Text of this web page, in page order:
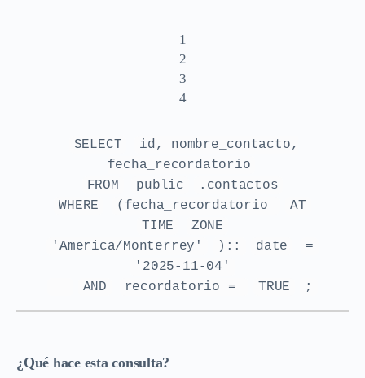
1
2
3
4
SELECT
id, nombre_contacto,
fecha_recordatorio
FROM
public
.contactos
WHERE
(fecha_recordatorio
AT
TIME
ZONE
'America/Monterrey'
):: date
=
'2025-11-04'
AND
recordatorio = TRUE ;
¿Qué hace esta consulta?